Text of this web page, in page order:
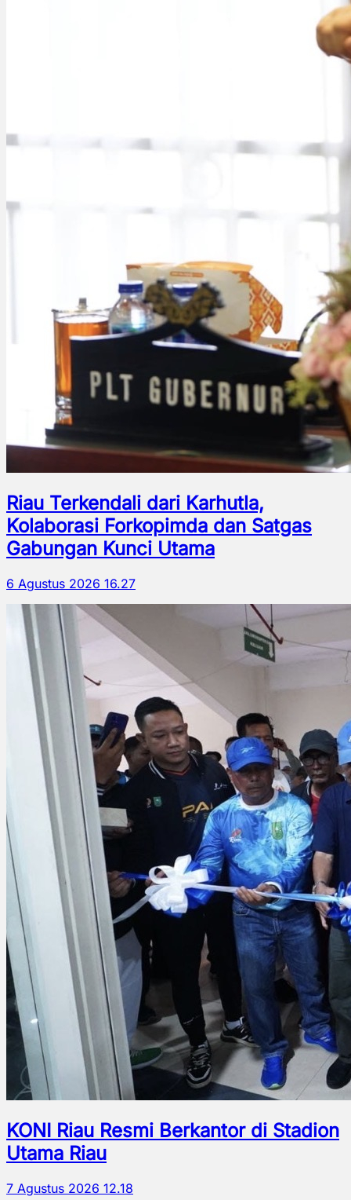
Riau Terkendali dari Karhutla,
Kolaborasi Forkopimda dan Satgas
Gabungan Kunci Utama
6 Agustus 2026 16.27
KONI Riau Resmi Berkantor di Stadion
Utama Riau
7 Agustus 2026 12.18